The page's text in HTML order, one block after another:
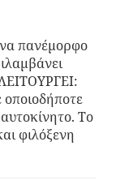
πανέμορφο
οποιοδήποτε
Το
φιλόξενη